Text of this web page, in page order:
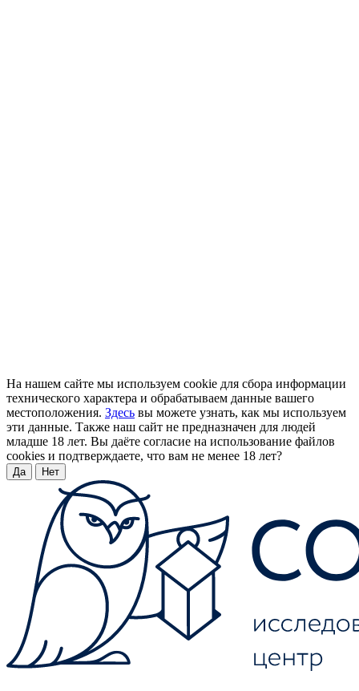
На нашем сайте мы используем cookie для сбора информации
технического характера и обрабатываем данные вашего
местоположения. Здесь вы можете узнать, как мы используем
эти данные. Также наш сайт не предназначен для людей
младше 18 лет. Вы даёте согласие на использование файлов
cookies и подтверждаете, что вам не менее 18 лет?
Да Нет